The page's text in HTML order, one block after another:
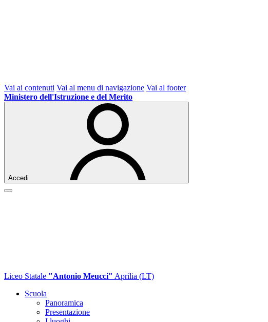
Vai ai contenuti Vai al menu di navigazione Vai al footer
Ministero dell'Istruzione e del Merito
Accedi
Liceo Statale "Antonio Meucci" Aprilia (LT)
Scuola
Panoramica
Presentazione